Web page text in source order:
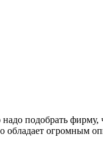
подобрать фирму,
обладает огромным